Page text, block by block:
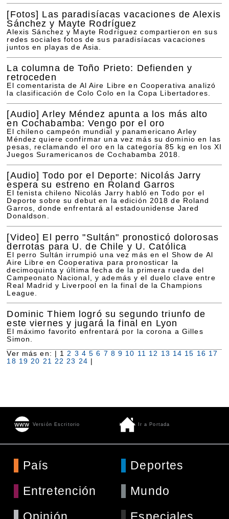
[Fotos] Las paradisíacas vacaciones de Alexis
Sánchez y Mayte Rodríguez
Alexis Sánchez y Mayte Rodríguez compartieron en sus
redes sociales fotos de sus paradisíacas vacaciones
juntos en playas de Asia.
La columna de Toño Prieto: Defienden y
retroceden
El comentarista de Al Aire Libre en Cooperativa analizó
la clasificación de Colo Colo en la Copa Libertadores.
[Audio] Arley Méndez apunta a los más alto
en Cochabamba: Vengo por el oro
El chileno campeón mundial y panamericano Arley
Méndez quiere confirmar una vez más su dominio en las
pesas, reclamando el oro en la categoría 85 kg en los XI
Juegos Suramericanos de Cochabamba 2018.
[Audio] Todo por el Deporte: Nicolás Jarry
espera su estreno en Roland Garros
El tenista chileno Nicolás Jarry habló en Todo por el
Deporte sobre su debut en la edición 2018 de Roland
Garros, donde enfrentará al estadounidense Jared
Donaldson.
[Video] El perro "Sultán" pronosticó dolorosas
derrotas para U. de Chile y U. Católica
El perro Sultán irrumpió una vez más en el Show de Al
Aire Libre en Cooperativa para pronosticar la
decimoquinta y última fecha de la primera rueda del
Campeonato Nacional, y además y el duelo clave entre
Real Madrid y Liverpool en la final de la Champions
League.
Dominic Thiem logró su segundo triunfo de
este viernes y jugará la final en Lyon
El máximo favorito enfrentará por la corona a Gilles
Simon.
Ver más en: | 1 2 3 4 5 6 7 8 9 10 11 12 13 14 15 16 17
18 19 20 21 22 23 24 |
Versión Escritorio Ir a Portada
País
Deportes
Entretención
Mundo
Opinión
Especiales